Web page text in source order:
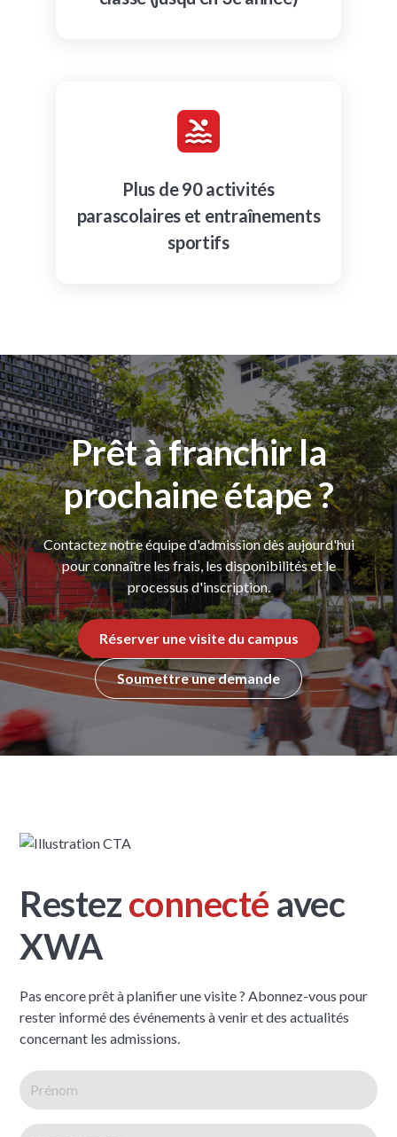
Plus de 90 activités
parascolaires et entraînements
sportifs
Prêt à franchir la
prochaine étape ?
Contactez notre équipe d'admission dès aujourd'hui
pour connaître les frais, les disponibilités et le
processus d'inscription.
Réserver une visite du campus
Soumettre une demande
Restezconnecté avec
XWA
Pas encore prêt à planifier une visite ? Abonnez-vous pour
rester informé des événements à venir et des actualités
concernant les admissions.